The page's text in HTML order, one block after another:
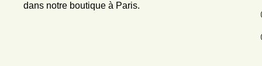
dans notre boutique à Paris.